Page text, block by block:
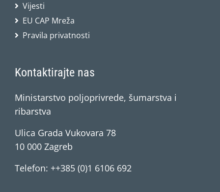
Vijesti
EU CAP Mreža
Pravila privatnosti
Kontaktirajte nas
Ministarstvo poljoprivrede, šumarstva i
ribarstva
Ulica Grada Vukovara 78
10 000 Zagreb
Telefon: ++385 (0)1 6106 692